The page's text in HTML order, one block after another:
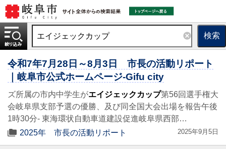
検索
令和7年7月28日～8月3日 市長の活動リポート
｜岐阜市公式ホームページ-Gifu city
ズ所属の市内中学生がエイジェックカップ第56回選手権大
会岐阜県支部予選の優勝、及び同全国大会出場を報告午後
1時30分- 東海環状自動車道建設促進岐阜県西部…
2025年 市長の活動リポート
2025年9月5日